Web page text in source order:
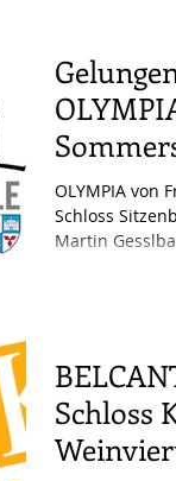
OLYMPIA von
Schloss
Martin
Schloss